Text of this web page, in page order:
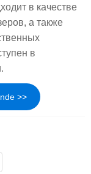
в качестве
а также
в
>>